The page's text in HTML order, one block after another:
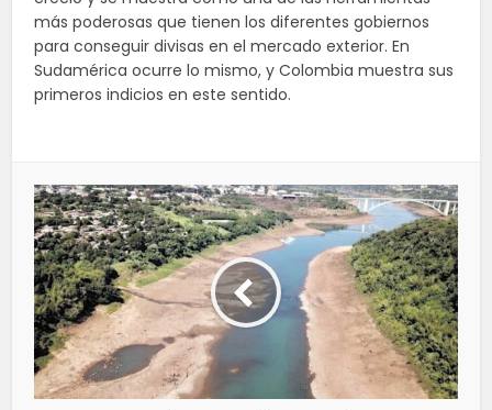
más poderosas que tienen los diferentes gobiernos
para conseguir divisas en el mercado exterior. En
Sudamérica ocurre lo mismo, y Colombia muestra sus
primeros indicios en este sentido.